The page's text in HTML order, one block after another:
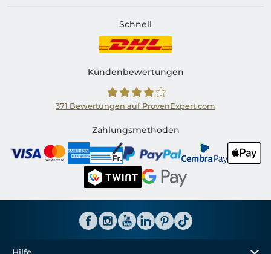
Schnell
Kundenbewertungen
Shirtinator CH
371 Bewertungen auf ProvenExpert.com
Zahlungsmethoden